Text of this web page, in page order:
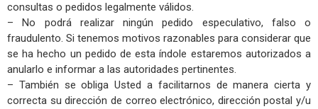
consultas o pedidos legalmente válidos.
– No podrá realizar ningún pedido especulativo, falso o
fraudulento. Si tenemos motivos razonables para considerar que
se ha hecho un pedido de esta índole estaremos autorizados a
anularlo e informar a las autoridades pertinentes.
– También se obliga Usted a facilitarnos de manera cierta y
correcta su dirección de correo electrónico, dirección postal y/u